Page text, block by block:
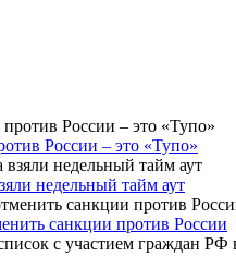
России – это «Тупо»
недельный тайм аут
санкции против России